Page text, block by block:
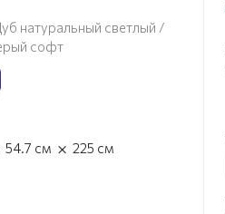
натуральный светлый /
софт
54.7 см × 225 см